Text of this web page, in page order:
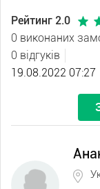
Рейтинг 2.0
0 виконаних
0 відгуків
19.08.2022 07:27